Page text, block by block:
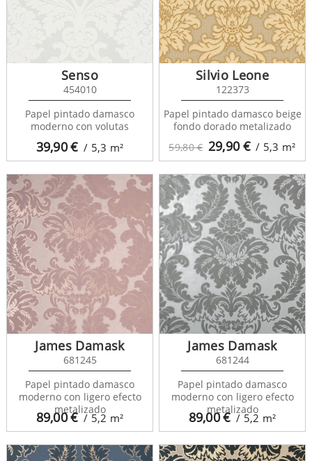
39,90€ / 5,3 m²
Senso
454010
Papel pintado damasco
moderno con volutas
59,80 € 29,90€ / 5,3 m²
Silvio Leone
122373
Papel pintado damasco beige
fondo dorado metalizado
89,00€ / 5,2 m²
James Damask
681245
Papel pintado damasco
moderno con ligero efecto
metalizado
89,00€ / 5,2 m²
James Damask
681244
Papel pintado damasco
moderno con ligero efecto
metalizado